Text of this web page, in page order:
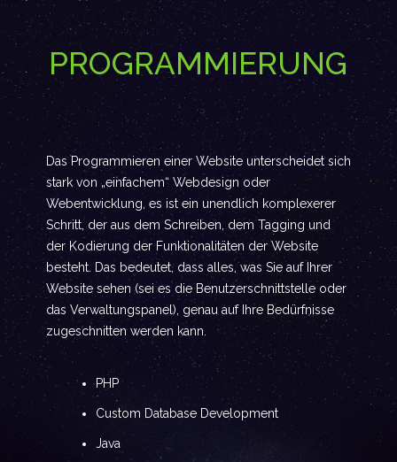
PROGRAMMIERUNG
Das Programmieren einer Website unterscheidet sich
stark von „einfachem“ Webdesign oder
Webentwicklung, es ist ein unendlich komplexerer
Schritt, der aus dem Schreiben, dem Tagging und
der Kodierung der Funktionalitäten der Website
besteht. Das bedeutet, dass alles, was Sie auf Ihrer
Website sehen (sei es die Benutzerschnittstelle oder
das Verwaltungspanel), genau auf Ihre Bedürfnisse
zugeschnitten werden kann.
PHP
Custom Database Development
Java